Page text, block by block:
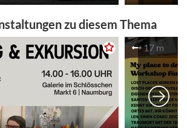
zu diesem Thema
17 m